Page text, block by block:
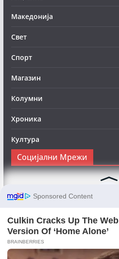
Македонија
Свет
Спорт
Магазин
Колумни
Хроника
Култура
Социјални Мрежи
Следете нè на Фејсбук за да